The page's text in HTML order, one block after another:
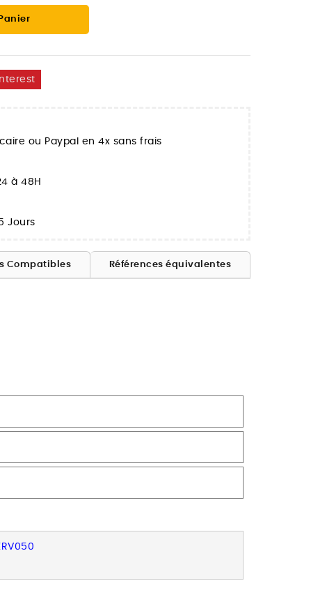
ou Paypal en 4x sans frais
à 48H
Jours
Compatibles Références équivalentes